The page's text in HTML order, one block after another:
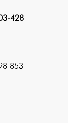
428
853